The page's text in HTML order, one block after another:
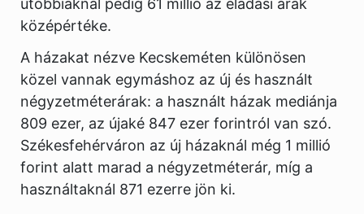
utóbbiaknál pedig 61 millió az eladási árak
középértéke.
A házakat nézve Kecskeméten különösen
közel vannak egymáshoz az új és használt
négyzetméterárak: a használt házak mediánja
809 ezer, az újaké 847 ezer forintról van szó.
Székesfehérváron az új házaknál még 1 millió
forint alatt marad a négyzetméterár, míg a
használtaknál 871 ezerre jön ki.